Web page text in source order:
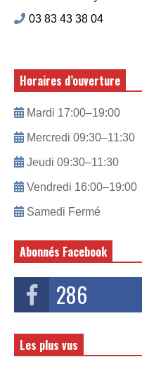
03 83 43 38 04
Horaires d’ouverture
Mardi 17:00–19:00
Mercredi 09:30–11:30
Jeudi 09:30–11:30
Vendredi 16:00–19:00
Samedi Fermé
Abonnés Facebook
286
Les plus vus